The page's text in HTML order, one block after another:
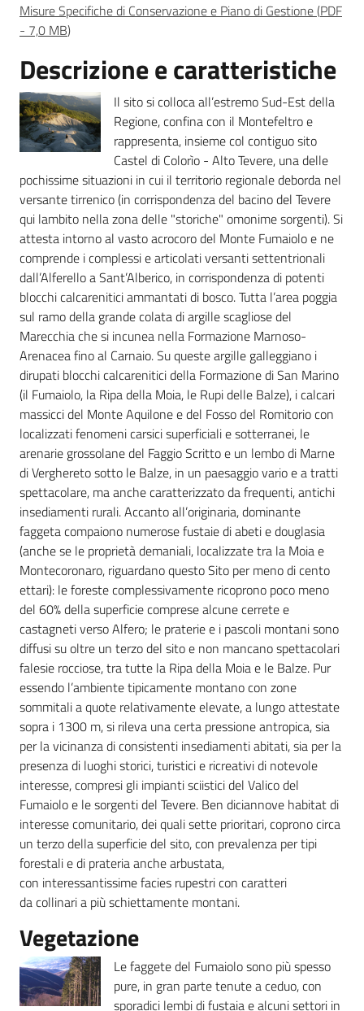
Novità
Servizi
Piani Programmi
Progetti
Misure Specifiche di Conservazione e Piano di Gestione(PDF
- 7,0 MB)
Descrizione e caratteristiche
Il sito si colloca all’estremo Sud-Est della
Regione, confina con il Montefeltro e
rappresenta, insieme col contiguo sito
Castel di Colorìo - Alto Tevere, una delle
pochissime situazioni in cui il territorio regionale deborda nel
versante tirrenico (in corrispondenza del bacino del Tevere
qui lambito nella zona delle "storiche" omonime sorgenti). Si
attesta intorno al vasto acrocoro del Monte Fumaiolo e ne
comprende i complessi e articolati versanti settentrionali
dall’Alferello a Sant’Alberico, in corrispondenza di potenti
blocchi calcarenitici ammantati di bosco. Tutta l’area poggia
sul ramo della grande colata di argille scagliose del
Marecchia che si incunea nella Formazione Marnoso-
Arenacea fino al Carnaio. Su queste argille galleggiano i
dirupati blocchi calcarenitici della Formazione di San Marino
(il Fumaiolo, la Ripa della Moia, le Rupi delle Balze), i calcari
massicci del Monte Aquilone e del Fosso del Romitorio con
localizzati fenomeni carsici superficiali e sotterranei, le
arenarie grossolane del Faggio Scritto e un lembo di Marne
di Verghereto sotto le Balze, in un paesaggio vario e a tratti
spettacolare, ma anche caratterizzato da frequenti, antichi
insediamenti rurali. Accanto all’originaria, dominante
faggeta compaiono numerose fustaie di abeti e douglasia
(anche se le proprietà demaniali, localizzate tra la Moia e
Montecoronaro, riguardano questo Sito per meno di cento
ettari): le foreste complessivamente ricoprono poco meno
del 60% della superficie comprese alcune cerrete e
castagneti verso Alfero; le praterie e i pascoli montani sono
diffusi su oltre un terzo del sito e non mancano spettacolari
falesie rocciose, tra tutte la Ripa della Moia e le Balze. Pur
essendo l’ambiente tipicamente montano con zone
sommitali a quote relativamente elevate, a lungo attestate
sopra i 1300 m, si rileva una certa pressione antropica, sia
per la vicinanza di consistenti insediamenti abitati, sia per la
presenza di luoghi storici, turistici e ricreativi di notevole
interesse, compresi gli impianti sciistici del Valico del
Fumaiolo e le sorgenti del Tevere. Ben diciannove habitat di
interesse comunitario, dei quali sette prioritari, coprono circa
un terzo della superficie del sito, con prevalenza per tipi
forestali e di prateria anche arbustata,
con interessantissime facies rupestri con caratteri
da collinari a più schiettamente montani.
Vegetazione
Le faggete del Fumaiolo sono più spesso
pure, in gran parte tenute a ceduo, con
sporadici lembi di fustaia e alcuni settori in